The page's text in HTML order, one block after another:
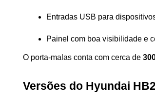
Entradas USB para
Painel com boa visibilidade e
O porta-malas conta com cerca de
Versões do Hyundai